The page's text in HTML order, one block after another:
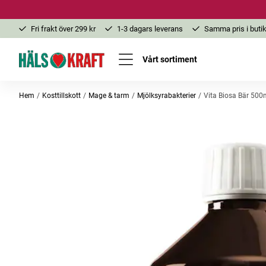
Fri frakt över 299 kr 1-3 dagars leverans Samma pris i
Vårt sortiment
Hem Kosttillskott Mage & tarm Mjölksyrabakterier Vita Biosa Bär